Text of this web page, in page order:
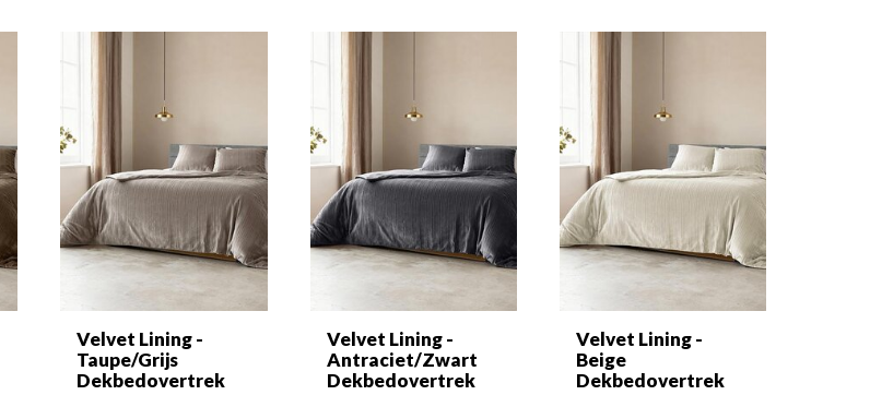
Velvet Lining -
Taupe/Grijs
Dekbedovertrek
Velvet Lining -
Antraciet/Zwart
Dekbedovertrek
Velvet Lining -
Beige
Dekbedovertrek